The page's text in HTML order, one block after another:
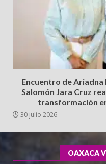
Encuentro de
Salomón Jara Cruz
transformación
30 julio 2026
OAXACA